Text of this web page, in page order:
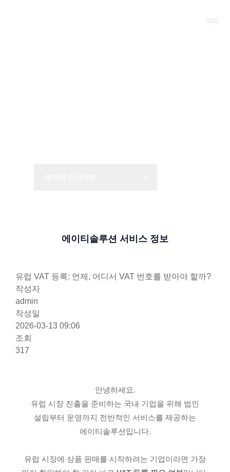
에이티솔루션 서비스 정보
유럽 VAT 등록: 언제, 어디서 VAT 번호를 받아야 할까?
작성자
admin
작성일
2026-03-13 09:06
조회
317
안녕하세요.
유럽 시장 진출을 준비하는 국내 기업을 위해 법인
설립부터 운영까지 전반적인 서비스를 제공하는
에이티솔루션입니다.
유럽 시장에 상품 판매를 시작하려는 기업이라면 가장